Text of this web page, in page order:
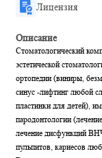
Лицензия
Описание
Стоматологический
эстетической
ортопедии (виниры,
синус -лифтинг любой
пластинки для детей),
пародонтологии
лечение дисфункций
пульпитов, кариесов